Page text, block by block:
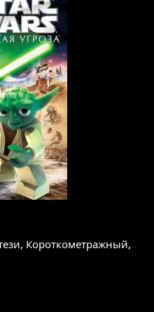
, Короткометражный,